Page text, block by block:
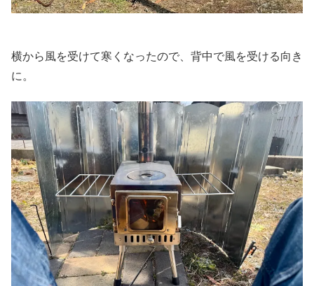
横から風を受けて寒くなったので、背中で風を受ける向き
に。